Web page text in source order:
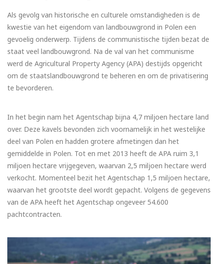
Als gevolg van historische en culturele omstandigheden is de
kwestie van het eigendom van landbouwgrond in Polen een
gevoelig onderwerp. Tijdens de communistische tijden bezat de
staat veel landbouwgrond. Na de val van het communisme
werd de Agricultural Property Agency (APA) destijds opgericht
om de staatslandbouwgrond te beheren en om de privatisering
te bevorderen.
In het begin nam het Agentschap bijna 4,7 miljoen hectare land
over. Deze kavels bevonden zich voornamelijk in het westelijke
deel van Polen en hadden grotere afmetingen dan het
gemiddelde in Polen. Tot en met 2013 heeft de APA ruim 3,1
miljoen hectare vrijgegeven, waarvan 2,5 miljoen hectare werd
verkocht. Momenteel bezit het Agentschap 1,5 miljoen hectare,
waarvan het grootste deel wordt gepacht. Volgens de gegevens
van de APA heeft het Agentschap ongeveer 54.600
pachtcontracten.